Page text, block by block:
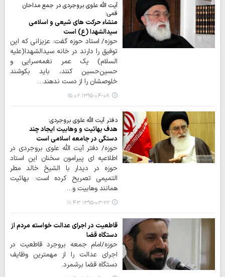
آیت الله علوی بروجردی در جمع مداحان
قمی؛
منشاء حرکت های شیعی و اسلامی
سیدالشهدا (ع) است
حوزه/ استاد حوزه گفت: عزیزانی که این
توفیق را دارند در خانه سیدالشهدا(علیه
السلام) یک عمر نغمه‌سرایی و
حسین‌حسین کنند، باید بکوشند
خلوصشان را از دست ندهند…
۱۳۹۵-۰۴-۰۸ ۱۵:۰۲
دفتر آيت الله علوي بروجردي:
هدف بهائیت و وهابیت ایجاد چند
دستگی در جامعه اسلامی است
حوزه/ دفتر آيت الله علوي بروجردي در
اطلاعیه ای پيرامون سخنان این استاد
حوزه در دیدار با الشيخ خالد مطر
التميمي تصریح کرده است: بهائيت
همانند وهابيت و…
۱۳۹۵-۰۳-۲۲ ۱۱:۴۳
قاطعیت در اجرای عدالت خواسته مردم از
دستگاه قضا
حوزه/امام جمعه بروجرد قاطعیت در
اجرای عدالت را از مهمترین وظایف
دستگاه قضا برشمرد.